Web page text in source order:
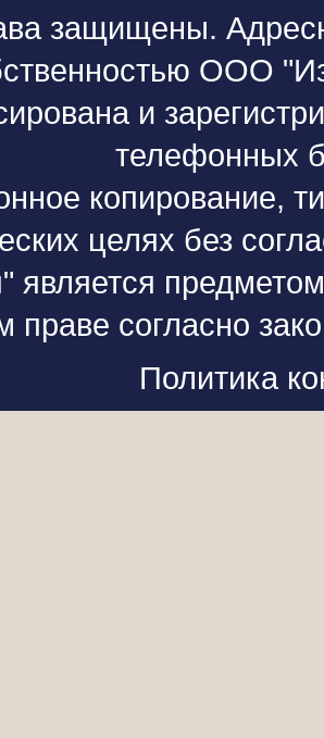
защищены.
ООО
и
телефонных
копирование,
целях без
является
праве согласно
Политика